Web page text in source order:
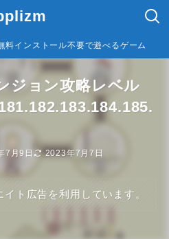
料インストール不要で遊べるゲーム
ジョン攻略レベル
7月9日 2023年7月7日
ト広告を利用しています。